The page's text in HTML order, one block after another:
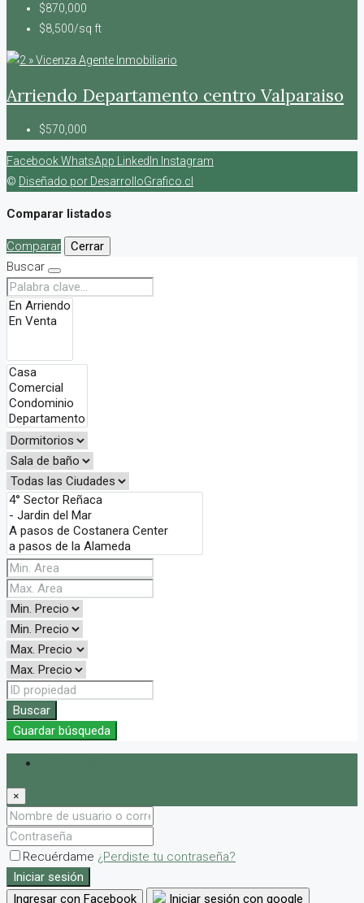
$870,000
$8,500/sq ft
Arriendo Departamento centro Valparaiso
$570,000
FacebookWhatsApp LinkedIn Instagram
© Diseñado por DesarrolloGrafico.cl
Comparar listados
Comparar
Cerrar
Buscar
Buscar
Guardar búsqueda
×
Recuérdame ¿Perdiste tu contraseña?
Iniciar sesión
Ingresar con Facebook
Iniciar sesión con google